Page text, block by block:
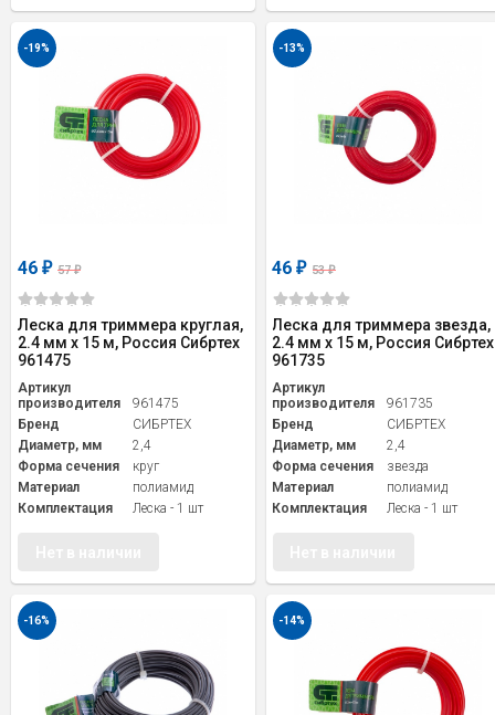
-19%
46 ₽ 57₽
Леска для триммера круглая,
2.4 мм х 15 м, Россия Сибртех
961475
Артикул
производителя
961475
Бренд
СИБРТЕХ
Диаметр, мм
2,4
Форма сечения
круг
Материал
полиамид
Комплектация
Леска - 1 шт
-13%
46₽ 53₽
Леска для триммера звезда,
2.4 мм х 15 м, Россия Сибртех
961735
Артикул
производителя
961735
Бренд
СИБРТЕХ
Диаметр, мм
2,4
Форма сечения
звезда
Материал
полиамид
Комплектация
Леска - 1 шт
-16% -14%